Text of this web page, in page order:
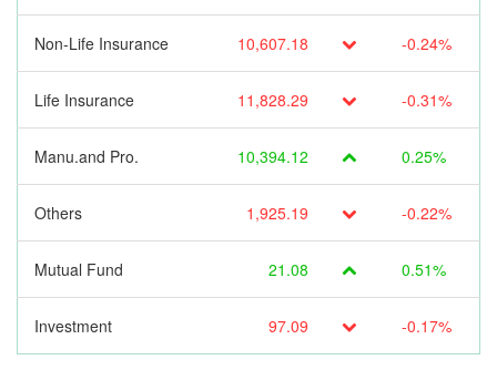
Non-Life Insurance 10,607.18 -0.24%
Life Insurance 11,828.29 -0.31%
Manu.and Pro. 10,394.12 0.25%
Others 1,925.19 -0.22%
Mutual Fund 21.08 0.51%
Investment 97.09 -0.17%